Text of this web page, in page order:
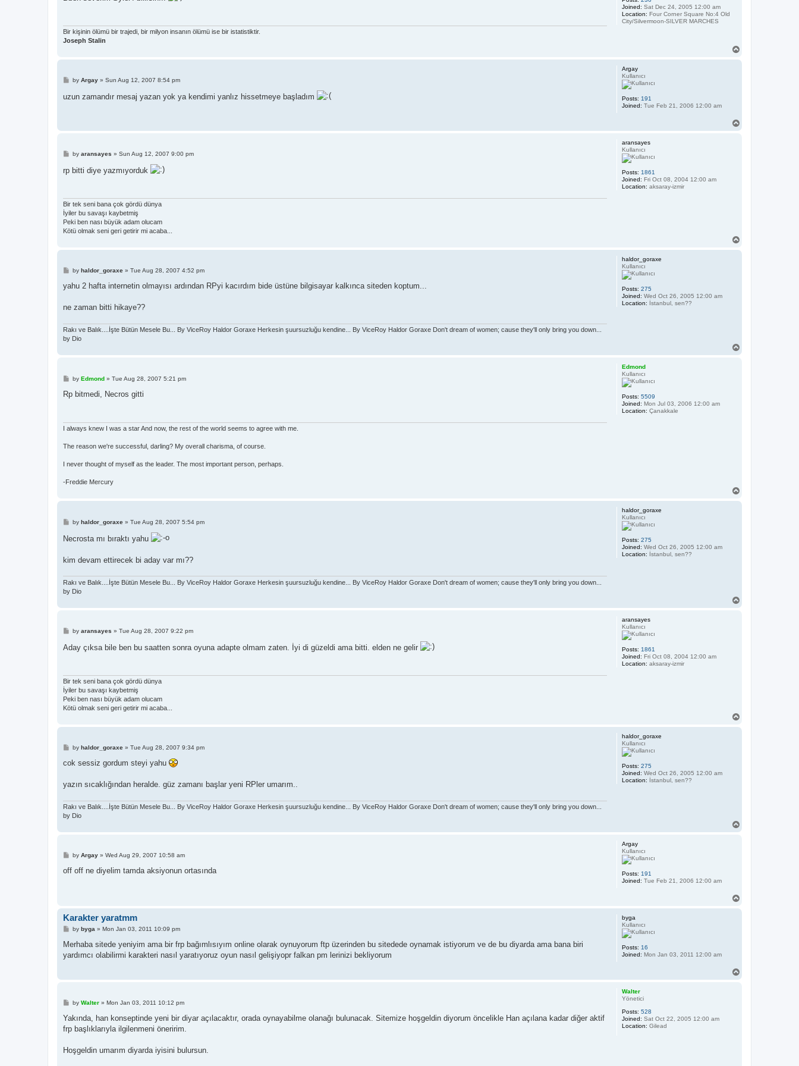
Joined: Sat Dec 24, 2005 12:00 am
Location: Four Corner Square No:4 Old
City/Silvermoon-SILVER MARCHES
t
Bir kişinin ölümü bir trajedi, bir milyon insanın ölümü ise bir istatistiktir.
Joseph Stalin
Argay
Kullanıcı
Posts: 191
Joined: Tue Feb 21, 2006 12:00 am
P
s
t
by Argay» Sun Aug 12, 2007 8:54 pm
uzun zamandır mesaj yazan yok ya kendimi yanlız hissetmeye başladım
aransayes
Kullanıcı
Posts: 1861
Joined: Fri Oct 08, 2004 12:00 am
Location: aksaray-izmir
P
s
by aransayes » Sun Aug 12, 2007 9:00 pm
rp bitti diye yazmıyorduk
Bir tek seni bana çok gördü dünya
İyiler bu savaşı kaybetmiş
Peki ben nası büyük adam olucam
Kötü olmak seni geri getirir mi acaba...
haldor_goraxe
Kullanıcı
Posts: 275
Joined: Wed Oct 26, 2005 12:00 am
Location: İstanbul, sen??
P
s
by haldor_goraxe» Tue Aug 28, 2007 4:52 pm
yahu 2 hafta internetin olmayısı ardından RPyi kacırdım bide üstüne bilgisayar kalkınca siteden koptum...
ne zaman bitti hikaye??
Rakı ve Balık....İşte Bütün Mesele Bu... By ViceRoy Haldor Goraxe Herkesin şuursuzluğu kendine... By ViceRoy Haldor Goraxe Don't dream of women; cause they'll only bring you down...
by Dio
Edmond
Kullanıcı
Posts: 5509
Joined: Mon Jul 03, 2006 12:00 am
Location: Çanakkale
P
s
by Edmond» Tue Aug 28, 2007 5:21 pm
Rp bitmedi, Necros gitti
I always knew I was a star And now, the rest of the world seems to agree with me.
The reason we're successful, darling? My overall charisma, of course.
I never thought of myself as the leader. The most important person, perhaps.
-Freddie Mercury
haldor_goraxe
Kullanıcı
Posts: 275
Joined: Wed Oct 26, 2005 12:00 am
Location: İstanbul, sen??
P
t
by haldor_goraxe» Tue Aug 28, 2007 5:54 pm
Necrosta mı bıraktı yahu
kim devam ettirecek bi aday var mı??
Rakı ve Balık....İşte Bütün Mesele Bu... By ViceRoy Haldor Goraxe Herkesin şuursuzluğu kendine... By ViceRoy Haldor Goraxe Don't dream of women; cause they'll only bring you down...
by Dio
aransayes
Kullanıcı
Posts: 1861
Joined: Fri Oct 08, 2004 12:00 am
Location: aksaray-izmir
P
s
t
by aransayes » Tue Aug 28, 2007 9:22 pm
Aday çıksa bile ben bu saatten sonra oyuna adapte olmam zaten. İyi di güzeldi ama bitti. elden ne gelir
Bir tek seni bana çok gördü dünya
İyiler bu savaşı kaybetmiş
Peki ben nası büyük adam olucam
Kötü olmak seni geri getirir mi acaba...
haldor_goraxe
Kullanıcı
Posts: 275
Joined: Wed Oct 26, 2005 12:00 am
Location: İstanbul, sen??
P
s
by haldor_goraxe» Tue Aug 28, 2007 9:34 pm
cok sessiz gordum steyi yahu
yazın sıcaklığından heralde. güz zamanı başlar yeni RPler umarım..
Rakı ve Balık....İşte Bütün Mesele Bu... By ViceRoy Haldor Goraxe Herkesin şuursuzluğu kendine... By ViceRoy Haldor Goraxe Don't dream of women; cause they'll only bring you down...
by Dio
Argay
Kullanıcı
Posts: 191
Joined: Tue Feb 21, 2006 12:00 am
P
s
by Argay» Wed Aug 29, 2007 10:58 am
off off ne diyelim tamda aksiyonun ortasında
byga
Kullanıcı
Posts: 16
Joined: Mon Jan 03, 2011 12:00 am
Karakter yaratmm
P
s
by byga» Mon Jan 03, 2011 10:09 pm
Merhaba sitede yeniyim ama bir frp bağımlısıyım online olarak oynuyorum ftp üzerinden bu sitedede oynamak istiyorum ve de bu diyarda ama bana biri
yardımcı olabilirmi karakteri nasıl yaratıyoruz oyun nasıl gelişiyopr falkan pm lerinizi bekliyorum
Walter
Yönetici
Posts: 528
Joined: Sat Oct 22, 2005 12:00 am
Location: Gilead
P
s
by Walter» Mon Jan 03, 2011 10:12 pm
Yakında, han konseptinde yeni bir diyar açılacaktır, orada oynayabilme olanağı bulunacak. Sitemize hoşgeldin diyorum öncelikle Han açılana kadar diğer aktif
frp başlıklarıyla ilgilenmeni öneririm.
Hoşgeldin umarım diyarda iyisini bulursun.